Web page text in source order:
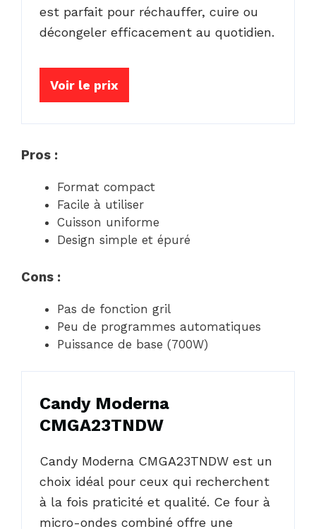
est parfait pour réchauffer, cuire ou
décongeler efficacement au quotidien.
Voir le prix
Pros :
Format compact
Facile à utiliser
Cuisson uniforme
Design simple et épuré
Cons :
Pas de fonction gril
Peu de programmes automatiques
Puissance de base (700W)
Candy Moderna
CMGA23TNDW
Candy Moderna CMGA23TNDW est un
choix idéal pour ceux qui recherchent
à la fois praticité et qualité. Ce four à
micro-ondes combiné offre une